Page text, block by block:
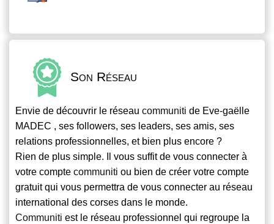
Son Réseau
Envie de découvrir le réseau communiti de Eve-gaëlle
MADEC , ses followers, ses leaders, ses amis, ses
relations professionnelles, et bien plus encore ?
Rien de plus simple. Il vous suffit de vous connecter à
votre compte communiti ou bien de créer votre compte
gratuit qui vous permettra de vous connecter au réseau
international des corses dans le monde.
Communiti est le réseau professionnel qui regroupe la